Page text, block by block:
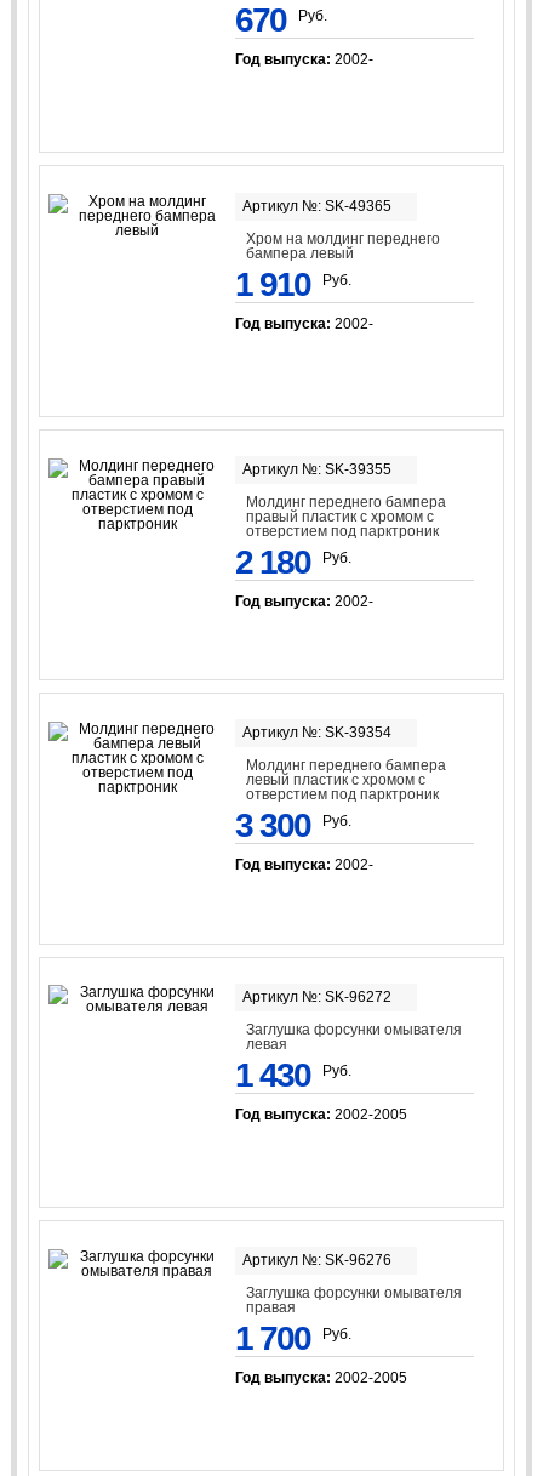
670 Руб.
Год выпуска: 2002-
Артикул №: SK-49365
Хром на молдинг переднего
бампера левый
1 910 Руб.
Год выпуска: 2002-
Артикул №: SK-39355
Молдинг переднего бампера
правый пластик с хромом с
отверстием под парктроник
2 180 Руб.
Год выпуска: 2002-
Артикул №: SK-39354
Молдинг переднего бампера
левый пластик с хромом с
отверстием под парктроник
3 300 Руб.
Год выпуска: 2002-
Артикул №: SK-96272
Заглушка форсунки омывателя
левая
1 430 Руб.
Год выпуска: 2002-2005
Артикул №: SK-96276
Заглушка форсунки омывателя
правая
1 700 Руб.
Год выпуска: 2002-2005